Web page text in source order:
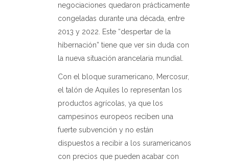
negociaciones quedaron prácticamente
congeladas durante una década, entre
2013 y 2022. Este “despertar de la
hibernación” tiene que ver sin duda con
la nueva situación arancelaria mundial.
Con el bloque suramericano, Mercosur,
el talón de Aquiles lo representan los
productos agrícolas, ya que los
campesinos europeos reciben una
fuerte subvención y no están
dispuestos a recibir a los suramericanos
con precios que pueden acabar con